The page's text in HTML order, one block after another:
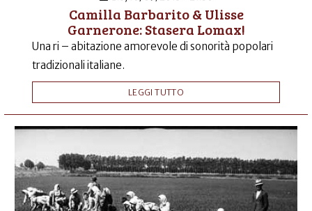
Camilla Barbarito & Ulisse
Garnerone: Stasera Lomax!
Una ri – abitazione amorevole di sonorità popolari
tradizionali italiane.
LEGGI TUTTO